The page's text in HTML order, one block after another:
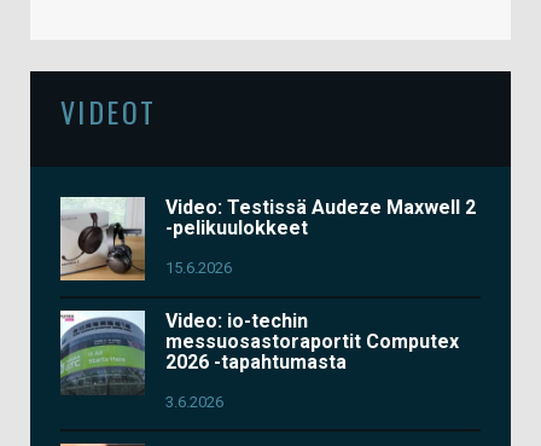
VIDEOT
Video: Testissä Audeze Maxwell 2
-pelikuulokkeet
15.6.2026
Video: io-techin
messuosastoraportit Computex
2026 -tapahtumasta
3.6.2026